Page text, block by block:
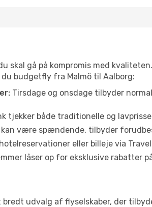
skal gå på kompromis med
budgetfly fra Malmö til Aalborg:
Tirsdage og onsdage tilbyder
tjekker både traditionelle og
være spændende, tilbyder
eller billeje via
låser op for eksklusive rabatter
udvalg af flyselskaber, der